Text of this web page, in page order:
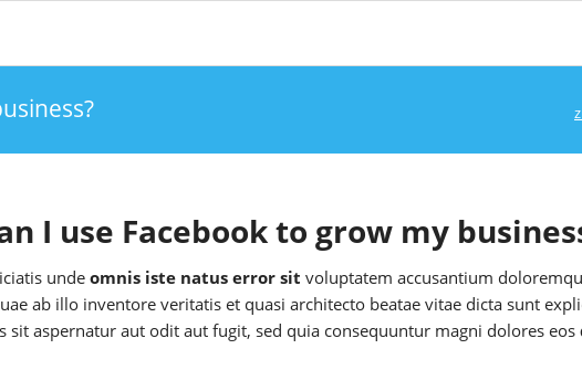
I use Facebook to grow my
unde omnis iste natus error sit voluptatem accusantium
ab illo inventore veritatis et quasi architecto beatae vitae dicta sunt
sit aspernatur aut odit aut fugit, sed quia consequuntur magni dolores eos